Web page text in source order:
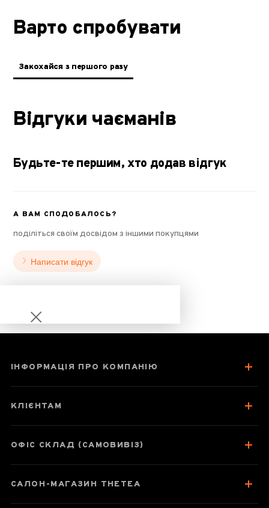
Варто спробувати
Закохайся з першого разу
Відгуки чаєманів
Будьте-те першим, хто додав відгук
А ВАМ СПОДОБАЛОСЬ?
поділіться своїм досвідом з іншими покупцями
Написати відгук
Паспорт товару
Про чай
ІНФОРМАЦІЯ ПРО КОМПАНІЮ
КЛІЄНТАМ
ОФІС СКЛАД (САМОВИВІЗ)
САЛОН-МАГАЗИН THETEA